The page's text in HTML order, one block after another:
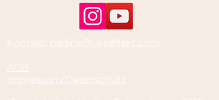
Kontakt: nadine@jajaeffekt.com
AGB
Impressum/Datenschutz